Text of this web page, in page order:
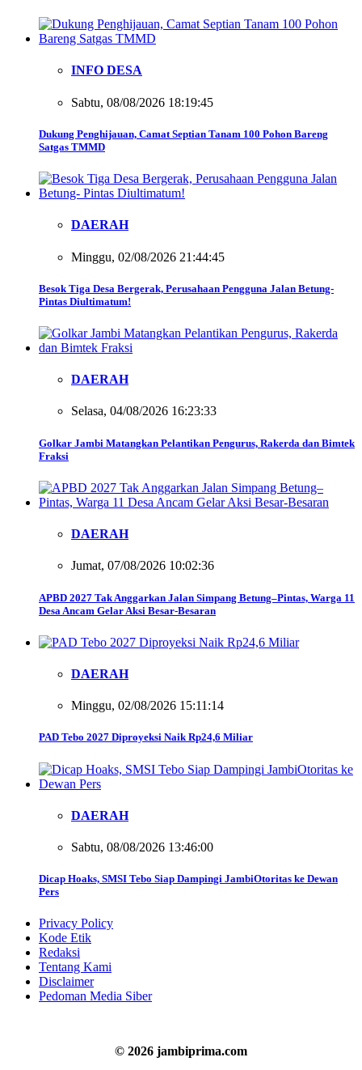
INFO DESA
Sabtu, 08/08/2026 18:19:45
Dukung Penghijauan, Camat Septian Tanam 100 Pohon Bareng
Satgas TMMD
DAERAH
Minggu, 02/08/2026 21:44:45
Besok Tiga Desa Bergerak, Perusahaan Pengguna Jalan Betung-
Pintas Diultimatum!
DAERAH
Selasa, 04/08/2026 16:23:33
Golkar Jambi Matangkan Pelantikan Pengurus, Rakerda dan Bimtek
Fraksi
DAERAH
Jumat, 07/08/2026 10:02:36
APBD 2027 Tak Anggarkan Jalan Simpang Betung–Pintas, Warga 11
Desa Ancam Gelar Aksi Besar-Besaran
DAERAH
Minggu, 02/08/2026 15:11:14
PAD Tebo 2027 Diproyeksi Naik Rp24,6 Miliar
DAERAH
Sabtu, 08/08/2026 13:46:00
Dicap Hoaks, SMSI Tebo Siap Dampingi JambiOtoritas ke Dewan
Pers
Privacy Policy
Kode Etik
Redaksi
Tentang Kami
Disclaimer
Pedoman Media Siber
© 2026 jambiprima.com